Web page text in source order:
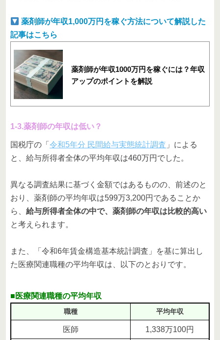
薬剤師が年収1,000万円を稼ぐ方法について解説した
記事はこちら
薬剤師が年収1000万円を稼ぐには？年収
アップのポイントを解説
1-3.薬剤師の年収は低い？
国税庁の「 令和5年分 民間給与実態統計調査 」による
と、給与所得者全体の平均年収は460万円でした。
異なる調査結果に基づく金額ではあるものの、前述のと
おり、薬剤師の平均年収は599万3,200円であることか
ら、 給与所得者全体の中で、薬剤師の年収は比較的高い
と考えられます。
また、「令和6年賃金構造基本統計調査」を基に算出し
た医療関連職種の平均年収は、以下のとおりです。
■医療関連職種の平均年収
職種 平均年収
医師 1,338万100円